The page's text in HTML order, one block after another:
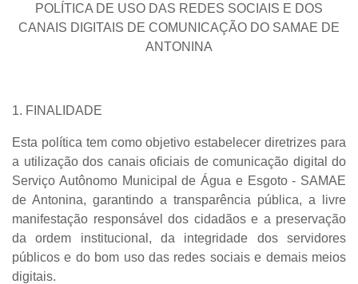
POLÍTICA DE USO DAS REDES SOCIAIS E DOS
CANAIS DIGITAIS DE COMUNICAÇÃO DO SAMAE DE
ANTONINA
1. FINALIDADE
Esta política tem como objetivo estabelecer diretrizes para
a utilização dos canais oficiais de comunicação digital do
Serviço Autônomo Municipal de Água e Esgoto - SAMAE
de Antonina, garantindo a transparência pública, a livre
manifestação responsável dos cidadãos e a preservação
da ordem institucional, da integridade dos servidores
públicos e do bom uso das redes sociais e demais meios
digitais.